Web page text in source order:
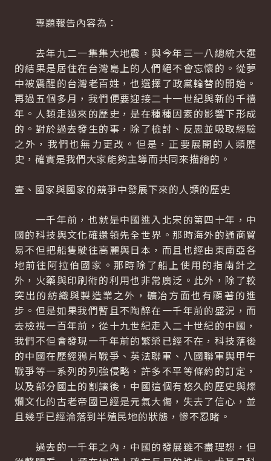
專題報告內容為：
去年九二一集集大地震，與今年三一八總統大選
的結果是居住在台灣島上的人們絕不會忘懷的。從夢
中被震醒的台灣老百姓，也選擇了政黨輪替的開始。
再過五個多月，我們便要迎接二十一世紀與新的千禧
年。人類走過來的歷史，是在種種因素的影響下形成
的。對於過去發生的事，除了檢討、反思並吸取經驗
之外，我們也無力更改。但是，正要展開的人類歷
史，確實是我們大家能夠主導而共同來描繪的。
壹、國家與國家的競爭中發展下來的人類的歷史
一千年前，也就是中國進入北宋的第四十年，中
國的科技與文化確還領先全世界。那時海外的通商貿
易不但把船隻駛往高麗與日本，而且也經由東南亞各
地前往阿拉伯國家。那時除了船上使用的指南針之
外，火藥與印刷術的利用也非常廣泛。此外，除了較
突出的紡織與製造業之外，礦冶方面也有顯著的進
步。但是如果我們暫且不陶醉在一千年前的盛況，而
去檢視一百年前，從十九世紀走入二十世紀的中國，
我們不但會發現一千年前的繁榮已經不在，科技落後
的中國在歷經鴉片戰爭、英法聯軍、八國聯軍與甲午
戰爭等一系列的列強侵略，許多不平等條約的訂定，
以及部分國土的割讓後，中國這個有悠久的歷史與燦
爛文化的古老帝國已經是元氣大傷，失去了信心，並
且幾乎已經淪落到半殖民地的狀態，慘不忍睹。
過去的一千年之內，中國的發展雖不盡理想，但